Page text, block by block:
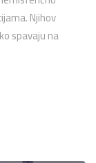
Njihov
spavaju na